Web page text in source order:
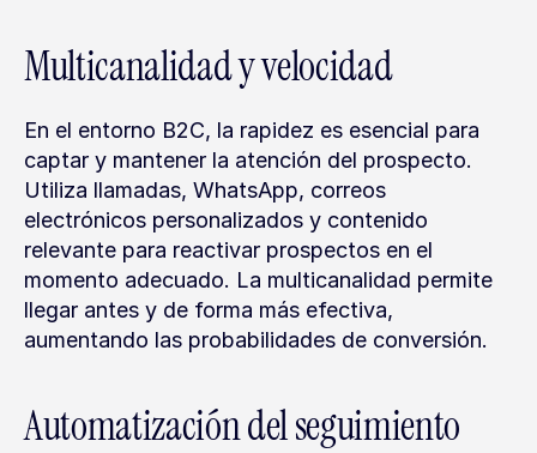
Multicanalidad y velocidad
En el entorno B2C, la rapidez es esencial para
captar y mantener la atención del prospecto.
Utiliza llamadas, WhatsApp, correos
electrónicos personalizados y contenido
relevante para reactivar prospectos en el
momento adecuado. La multicanalidad permite
llegar antes y de forma más efectiva,
aumentando las probabilidades de conversión.
Automatización del seguimiento